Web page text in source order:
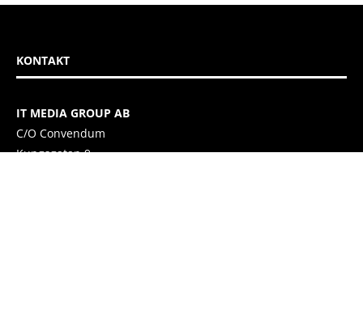
KONTAKT
IT MEDIA GROUP AB
C/O Convendum
Kungsgatan 9